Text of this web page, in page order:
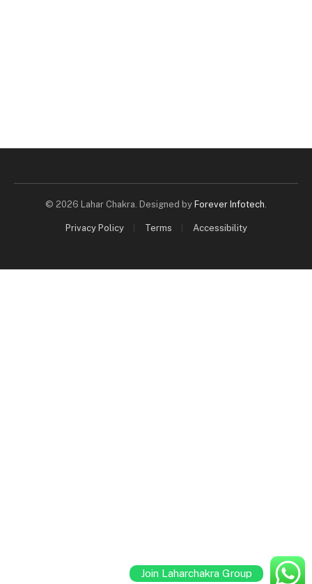
© 2026 Lahar Chakra. Designed by Forever Infotech.
Privacy Policy Terms Accessibility
Join Laharchakra Group